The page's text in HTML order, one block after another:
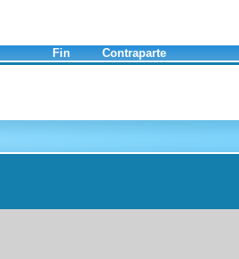
Fin Contraparte